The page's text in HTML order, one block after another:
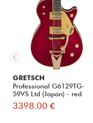
GRETSCH
Professional G6129TG-
59VS Ltd (Japan) - red
sparkl...
3398.00 €